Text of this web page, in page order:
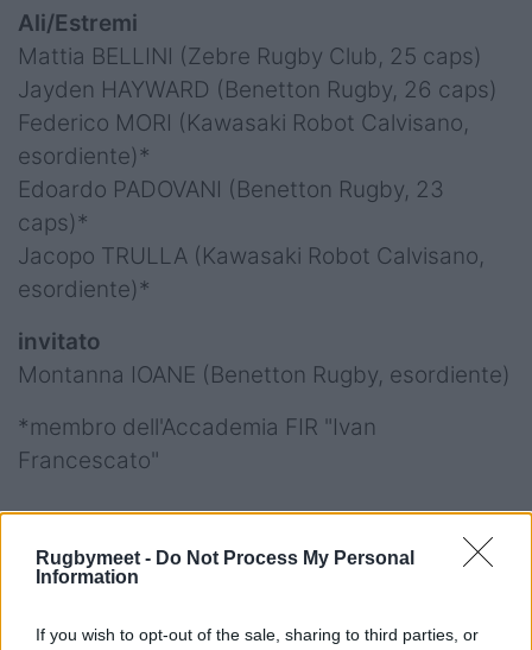
Rugbymeet - Do Not Process My Personal
Information
If you wish to opt-out of the sale, sharing to third parties, or
Ali/Estremi
Mattia BELLINI (Zebre Rugby Club, 25 caps)
Jayden HAYWARD (Benetton Rugby, 26 caps)
Federico MORI (Kawasaki Robot Calvisano,
esordiente)*
Edoardo PADOVANI (Benetton Rugby, 23
caps)*
Jacopo TRULLA (Kawasaki Robot Calvisano,
esordiente)*
invitato
Montanna IOANE (Benetton Rugby, esordiente)
*membro dell'Accademia FIR "Ivan
Francescato"